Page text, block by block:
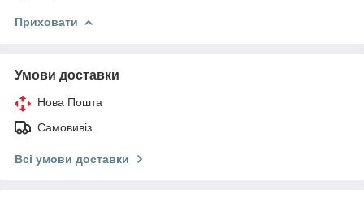
Приховати
Умови доставки
Нова Пошта
Самовивіз
Всі умови доставки